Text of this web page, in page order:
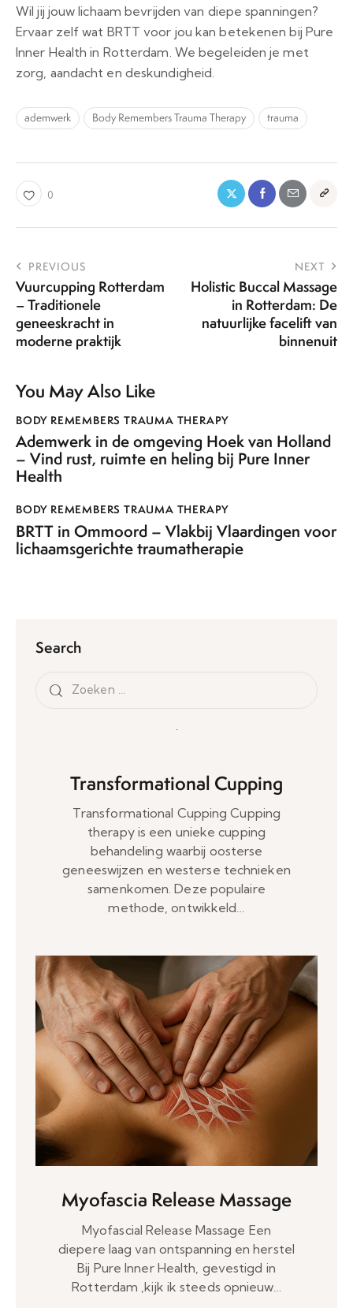
Wil jij jouw lichaam bevrijden van diepe spanningen?
Ervaar zelf wat BRTT voor jou kan betekenen bij Pure
Inner Health in Rotterdam. We begeleiden je met
zorg, aandacht en deskundigheid.
ademwerk Body Remembers Trauma Therapy trauma
0
PREVIOUS
Vuurcupping Rotterdam
– Traditionele
geneeskracht in
moderne praktijk
NEXT
Holistic Buccal Massage
in Rotterdam: De
natuurlijke facelift van
binnenuit
You May Also Like
BODY REMEMBERS TRAUMA THERAPY
Ademwerk in de omgeving Hoek van Holland
– Vind rust, ruimte en heling bij Pure Inner
Health
BODY REMEMBERS TRAUMA THERAPY
BRTT in Ommoord – Vlakbij Vlaardingen voor
lichaamsgerichte traumatherapie
Search
Transformational Cupping
Transformational Cupping Cupping
therapy is een unieke cupping
behandeling waarbij oosterse
geneeswijzen en westerse technieken
samenkomen. Deze populaire
methode, ontwikkeld…
Myofascia Release Massage
Myofascial Release Massage Een
diepere laag van ontspanning en herstel
Bij Pure Inner Health, gevestigd in
Rotterdam ,kijk ik steeds opnieuw…